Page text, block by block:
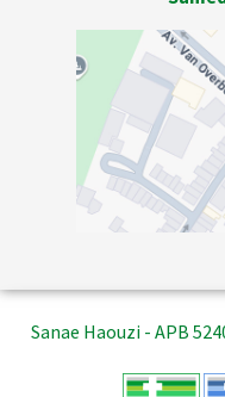
Sanae Haouzi - APB